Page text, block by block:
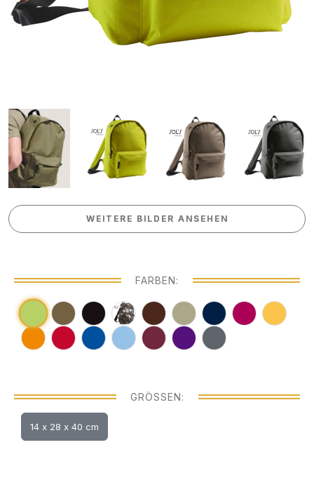
WEITERE BILDER ANSEHEN
WEITERE BILDER ANSEHEN
FARBEN:
GRÖSSEN:
14 x 28 x 40 cm